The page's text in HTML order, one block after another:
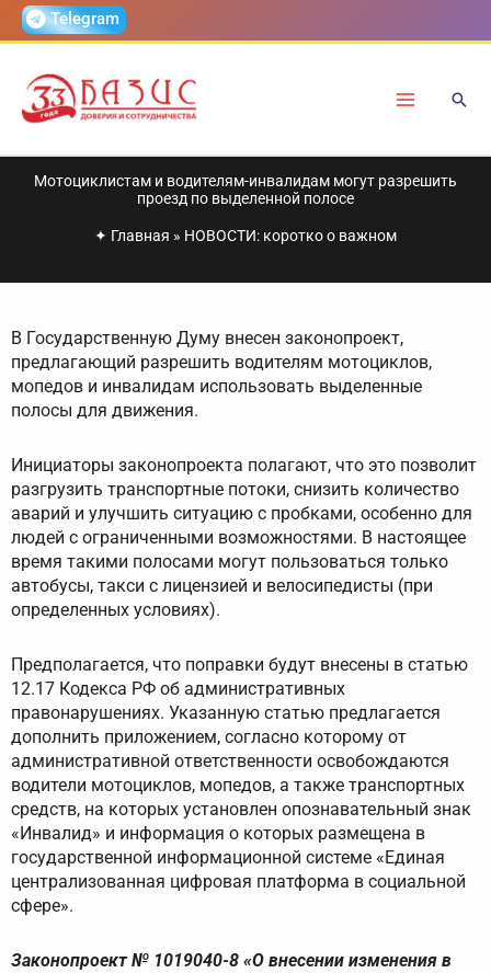
ПерейтиTelegram
Мотоциклистам и водителям-инвалидам могут разрешить
проезд по выделенной полосе
✦ Главная » НОВОСТИ: коротко о важном
В Государственную Думу внесен законопроект,
предлагающий разрешить водителям мотоциклов,
мопедов и инвалидам использовать выделенные
полосы для движения.
Инициаторы законопроекта полагают, что это позволит
разгрузить транспортные потоки, снизить количество
аварий и улучшить ситуацию с пробками, особенно для
людей с ограниченными возможностями. В настоящее
время такими полосами могут пользоваться только
автобусы, такси с лицензией и велосипедисты (при
определенных условиях).
Предполагается, что поправки будут внесены в статью
12.17 Кодекса РФ об административных
правонарушениях. Указанную статью предлагается
дополнить приложением, согласно которому от
административной ответственности освобождаются
водители мотоциклов, мопедов, а также транспортных
средств, на которых установлен опознавательный знак
«Инвалид» и информация о которых размещена в
государственной информационной системе «Единая
централизованная цифровая платформа в социальной
сфере».
Законопроект № 1019040-8 «О внесении изменения в